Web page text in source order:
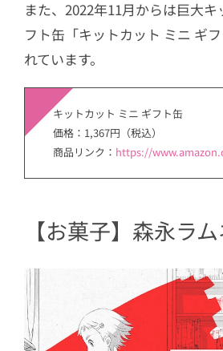
また、2022年11月からは巨大
フト缶「キットカット ミニ ギ
れています。
キットカット ミニ ギフト缶
価格：1,367円（税込）
商品リンク： https://
【お菓子】森永ラ